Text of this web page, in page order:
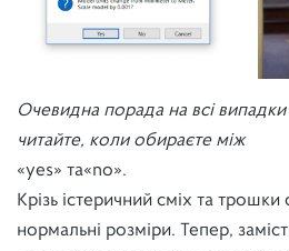
Очевидна порада на всі
читайте, коли обираєте між
«yes» та«no».
Крізь істеричний сміх та трошки
нормальні розміри. Тепер,